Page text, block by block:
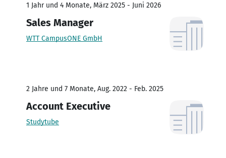
1 Jahr und 4 Monate, März 2025 - Juni 2026
Sales Manager
WTT CampusONE GmbH
2 Jahre und 7 Monate, Aug. 2022 - Feb. 2025
Account Executive
Studytube